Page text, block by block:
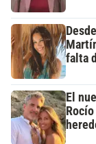
falta
El